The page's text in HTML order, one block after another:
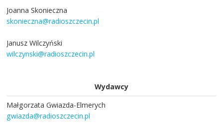
Joanna Skonieczna
skonieczna@radioszczecin.pl
Janusz Wilczyński
wilczynski@radioszczecin.pl
Wydawcy
Małgorzata Gwiazda-Elmerych
gwiazda@radioszczecin.pl